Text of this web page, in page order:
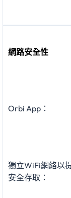
網路安全性
Orbi App：
獨立WiFi網絡以
安全存取：